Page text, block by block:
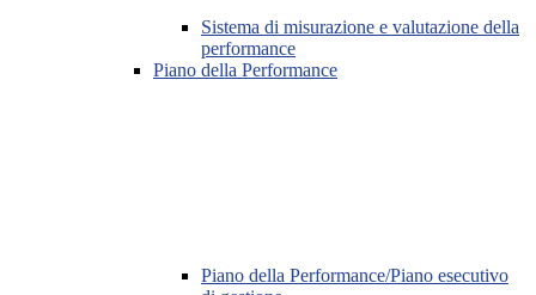
Sistema di misurazione e valutazione della
performance
Piano della Performance
Piano della Performance/Piano esecutivo